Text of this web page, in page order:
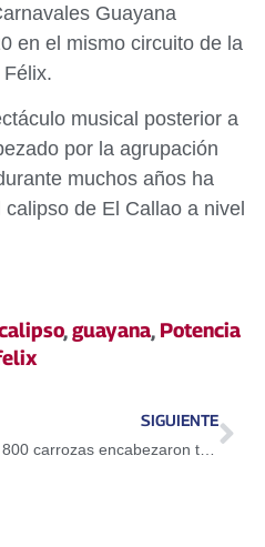
Guayana
en el mismo circuito de la
musical posterior a
por la agrupación
muchos años ha
de El Callao a nivel
,guayana, Potencia
SIGUIENTE
800 carrozas encabezaron tradicional desfile de carnaval en el Paseo Los Próceres